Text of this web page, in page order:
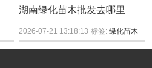
湖南绿化苗木批发去哪里
2026-07-21 13:18:13 标签:绿化苗木